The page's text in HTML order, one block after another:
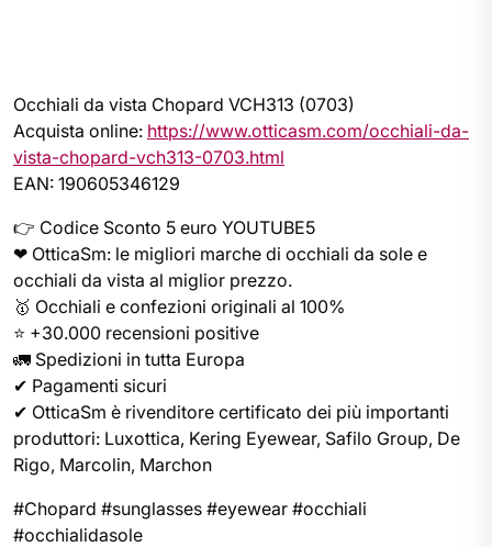
Occhiali da vista Chopard VCH313 (0703)
Acquista online: https://www.otticasm.com/occhiali-da-
vista-chopard-vch313-0703.html
EAN: 190605346129
👉 Codice Sconto 5 euro YOUTUBE5
❤ OtticaSm: le migliori marche di occhiali da sole e
occhiali da vista al miglior prezzo.
🥇 Occhiali e confezioni originali al 100%
⭐ +30.000 recensioni positive
🚛 Spedizioni in tutta Europa
✔ Pagamenti sicuri
✔ OtticaSm è rivenditore certificato dei più importanti
produttori: Luxottica, Kering Eyewear, Safilo Group, De
Rigo, Marcolin, Marchon
#Chopard #sunglasses #eyewear #occhiali
#occhialidasole